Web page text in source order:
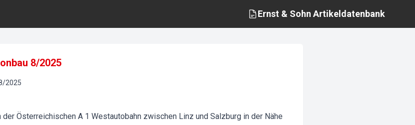
Ernst & Sohn Artikeldatenbank
8/2025
/2025
der Österreichischen A 1 Westautobahn zwischen Linz und Salzburg in der Nähe